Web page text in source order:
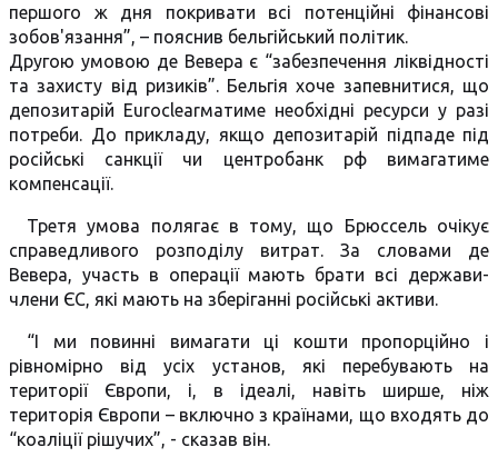
першого ж дня покривати всі потенційні фінансові
зобов'язання”, – пояснив бельгійський політик.
Другою умовою де Вевера є “забезпечення ліквідності
та захисту від ризиків”. Бельгія хоче запевнитися, що
депозитарій Euroclearматиме необхідні ресурси у разі
потреби. До прикладу, якщо депозитарій підпаде під
російські санкції чи центробанк рф вимагатиме
компенсації.
Третя умова полягає в тому, що Брюссель очікує
справедливого розподілу витрат. За словами де
Вевера, участь в операції мають брати всі держави-
члени ЄС, які мають на зберіганні російські активи.
“І ми повинні вимагати ці кошти пропорційно і
рівномірно від усіх установ, які перебувають на
території Європи, і, в ідеалі, навіть ширше, ніж
територія Європи – включно з країнами, що входять до
“коаліції рішучих”, - сказав він.